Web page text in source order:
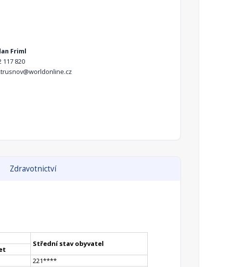
Friml
117 820
Zdravotnictví
Střední stav obyvatel
221****